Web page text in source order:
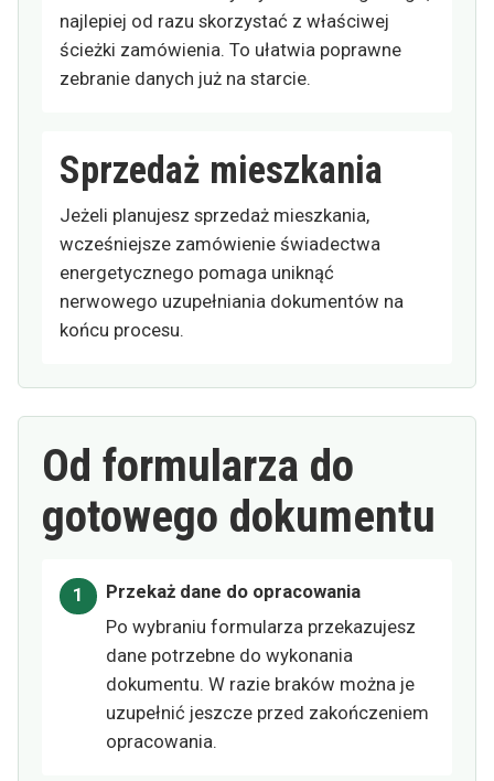
najlepiej od razu skorzystać z właściwej
ścieżki zamówienia. To ułatwia poprawne
zebranie danych już na starcie.
Sprzedaż mieszkania
Jeżeli planujesz sprzedaż mieszkania,
wcześniejsze zamówienie świadectwa
energetycznego pomaga uniknąć
nerwowego uzupełniania dokumentów na
końcu procesu.
Od formularza do
gotowego dokumentu
Przekaż dane do opracowania
Po wybraniu formularza przekazujesz
dane potrzebne do wykonania
dokumentu. W razie braków można je
uzupełnić jeszcze przed zakończeniem
opracowania.